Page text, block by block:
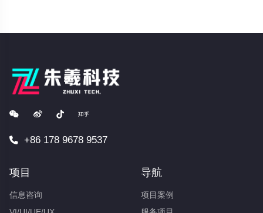
+86 178 9678 9537
项目
信息咨询
导航
项目案例